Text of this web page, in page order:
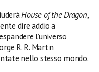
House of the Dragon,
dire addio a
l’universo
R. R. Martin
nello stesso mondo.